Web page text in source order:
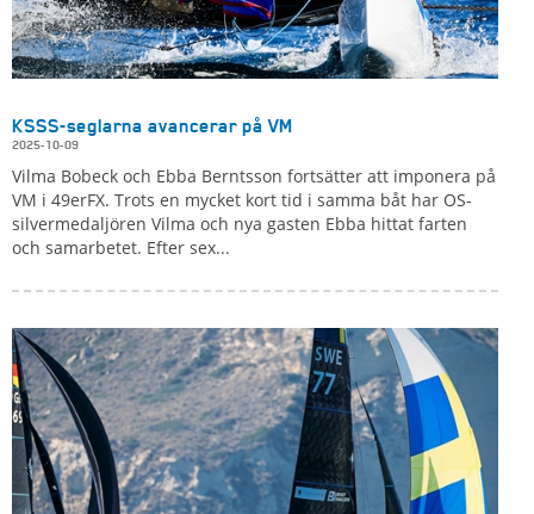
KSSS-seglarna avancerar på VM
2025-10-09
Vilma Bobeck och Ebba Berntsson fortsätter att imponera på
VM i 49erFX. Trots en mycket kort tid i samma båt har OS-
silvermedaljören Vilma och nya gasten Ebba hittat farten
och samarbetet. Efter sex...